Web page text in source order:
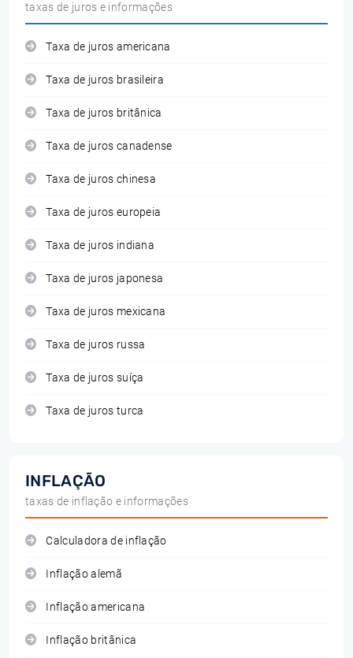
taxas de juros e informações
Taxa de juros americana
Taxa de juros brasileira
Taxa de juros britânica
Taxa de juros canadense
Taxa de juros chinesa
Taxa de juros europeia
Taxa de juros indiana
Taxa de juros japonesa
Taxa de juros mexicana
Taxa de juros russa
Taxa de juros suíça
Taxa de juros turca
INFLAÇÃO
taxas de inflação e informações
Calculadora de inflação
Inflação alemã
Inflação americana
Inflação britânica